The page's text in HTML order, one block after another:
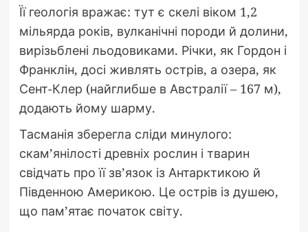
Її геологія вражає: тут є скелі віком 1,2
мільярда років, вулканічні породи й долини,
вирізьблені льодовиками. Річки, як Гордон і
Франклін, досі живлять острів, а озера, як
Сент-Клер (найглибше в Австралії – 167 м),
додають йому шарму.
Тасманія зберегла сліди минулого:
скам’янілості древніх рослин і тварин
свідчать про її зв’язок із Антарктикою й
Південною Америкою. Це острів із душею,
що пам’ятає початок світу.